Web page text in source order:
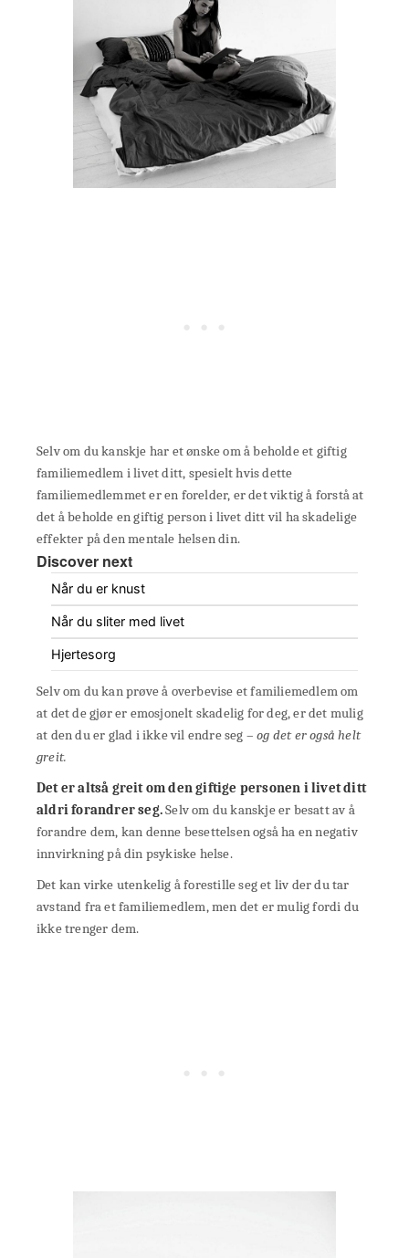
Selv om du kanskje har et ønske om å beholde et giftig
familiemedlem i livet ditt, spesielt hvis dette
familiemedlemmet er en forelder, er det viktig å forstå at
det å beholde en giftig person i livet ditt vil ha skadelige
effekter på den mentale helsen din.
Discover next
Når du er knust
Når du sliter med livet
Hjertesorg
Selv om du kan prøve å overbevise et familiemedlem om
at det de gjør er emosjonelt skadelig for deg, er det mulig
at den du er glad i ikke vil endre seg –og det er også helt
greit.
Det er altså greit om den giftige personen i livet ditt
aldri forandrer seg.Selv om du kanskje er besatt av å
forandre dem, kan denne besettelsen også ha en negativ
innvirkning på din psykiske helse.
Det kan virke utenkelig å forestille seg et liv der du tar
avstand fra et familiemedlem, men det er mulig fordi du
ikke trenger dem.